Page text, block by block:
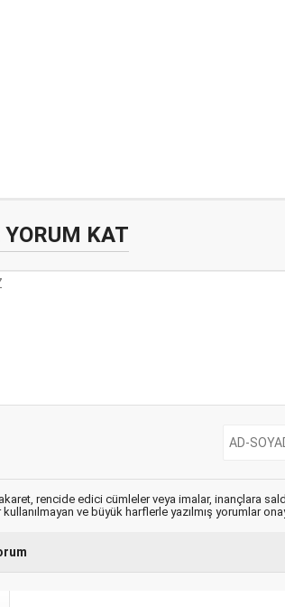
YORUM KAT
rencide edici cümleler veya imalar, inançlara
ve büyük harflerle yazılmış yorumlar